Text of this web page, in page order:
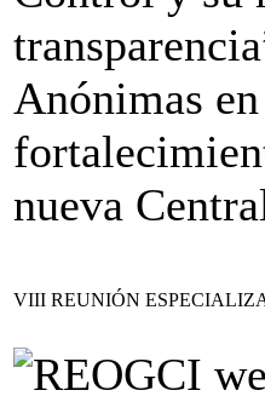
Anónimas
nueva
VIII REUNIÓN